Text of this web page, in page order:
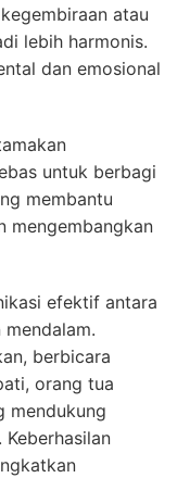
atau
lebih harmonis.
dan emosional
untuk berbagi
membantu
mengembangkan
efektif antara
berbicara
orang tua
mendukung